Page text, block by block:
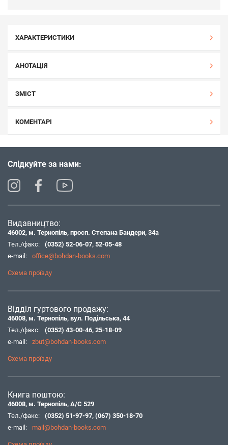
ХАРАКТЕРИСТИКИ
АНОТАЦІЯ
ЗМІСТ
КОМЕНТАРІ
Слідкуйте за нами:
Видавництво:
46002, м. Тернопіль, просп. Степана Бандери, 34а
Тел./факс:
(0352) 52-06-07, 52-05-48
e-mail:
office@bohdan-books.com
Схема проїзду
Відділ гуртового продажу:
46008, м. Тернопіль, вул. Подільська, 44
Тел./факс:
(0352) 43-00-46, 25-18-09
e-mail:
zbut@bohdan-books.com
Схема проїзду
Книга поштою:
46008, м. Тернопіль, А/С 529
Тел./факс:
(0352) 51-97-97, (067) 350-18-70
e-mail:
mail@bohdan-books.com